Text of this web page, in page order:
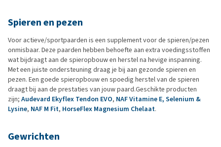
Spieren en pezen
Voor actieve/sportpaarden is een supplement voor de spieren/pezen
onmisbaar. Deze paarden hebben behoefte aan extra voedingsstoffen
wat bijdraagt aan de spieropbouw en herstel na hevige inspanning.
Met een juiste ondersteuning draag je bij aan gezonde spieren en
pezen. Een goede spieropbouw en spoedig herstel van de spieren
draagt bij aan de prestaties van jouw paard.Geschikte producten
zijn; Audevard Ekyflex Tendon EVO, NAF Vitamine E, Selenium &
Lysine, NAF M Fit, HorseFlex Magnesium Chelaat.
Gewrichten